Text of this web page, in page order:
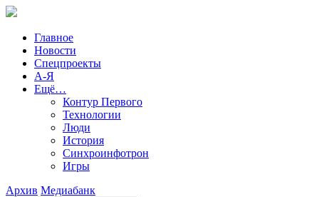
Главное
Новости
Спецпроекты
А-Я
Ещё…
Контур Первого
Технологии
Люди
История
Синхроинфотрон
Игры
Архив Медиабанк